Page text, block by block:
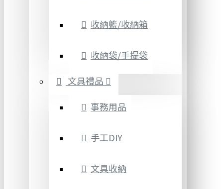
收納籃/收納箱
收納袋/手提袋
文具禮品
事務用品
手工DIY
文具收納